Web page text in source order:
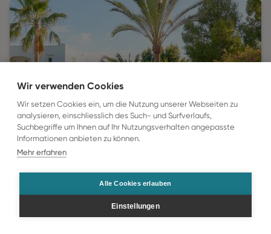
Zu den Partnerhotels im Osten
Wir verwenden Cookies
Wir setzen Cookies ein, um die Nutzung unserer Webseiten zu
analysieren, einschliesslich des Such- und Surfverlaufs,
Suchbegriffe um Ihnen auf Ihr Nutzungsverhalten angepasste
Informationen anbieten zu können.
Mehr erfahren
Alle Cookies erlauben
Einstellungen